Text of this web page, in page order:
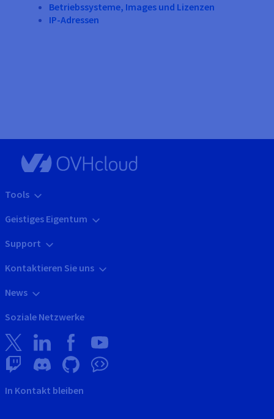
Betriebssysteme, Images und Lizenzen
IP-Adressen
Tools
Geistiges Eigentum
Support
Kontaktieren Sie uns
News
Soziale Netzwerke
In Kontakt bleiben